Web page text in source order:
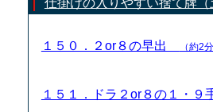
１５０．２or８の早出 （約2分
１５１．ドラ２or８の１・